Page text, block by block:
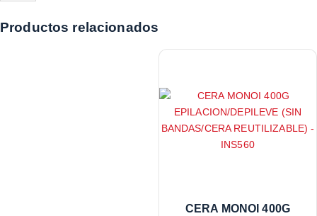
Productos relacionados
CERA MONOI 400G